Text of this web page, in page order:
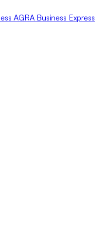
AGRA Business Express